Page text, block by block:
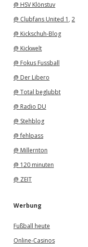
@ HSV Klönstuv
@ Clubfans United 1 , 2
@ Kickschuh-Blog
@ Kickwelt
@ Fokus Fussball
@ Der Libero
@ Total beglubbt
@ Radio DU
@ Stehblog
@ fehlpass
@ Millernton
@ 120 minuten
@ ZEIT
Werbung
Fußball heute
Online-Casinos